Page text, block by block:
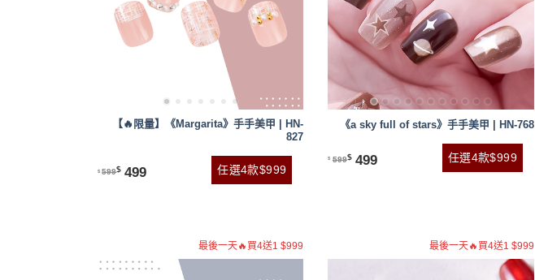
【🔥限量】《Margarita》手手美甲 | HN-
827
$ 599$ 499 任選4款$999
《a sky full of stars》手手美甲 | HN-768
$ 599$ 499 任選4款$999
最後一天🔥買4送1 $999 最後一天🔥買4送1 $999